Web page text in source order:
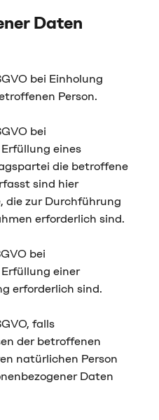
Daten
bei Einholung
Person.
bei
eines
die betroffene
sind hier
die zur Durchführung
erforderlich sind.
bei
einer
erforderlich sind.
falls
der betroffenen
natürlichen Person
Daten